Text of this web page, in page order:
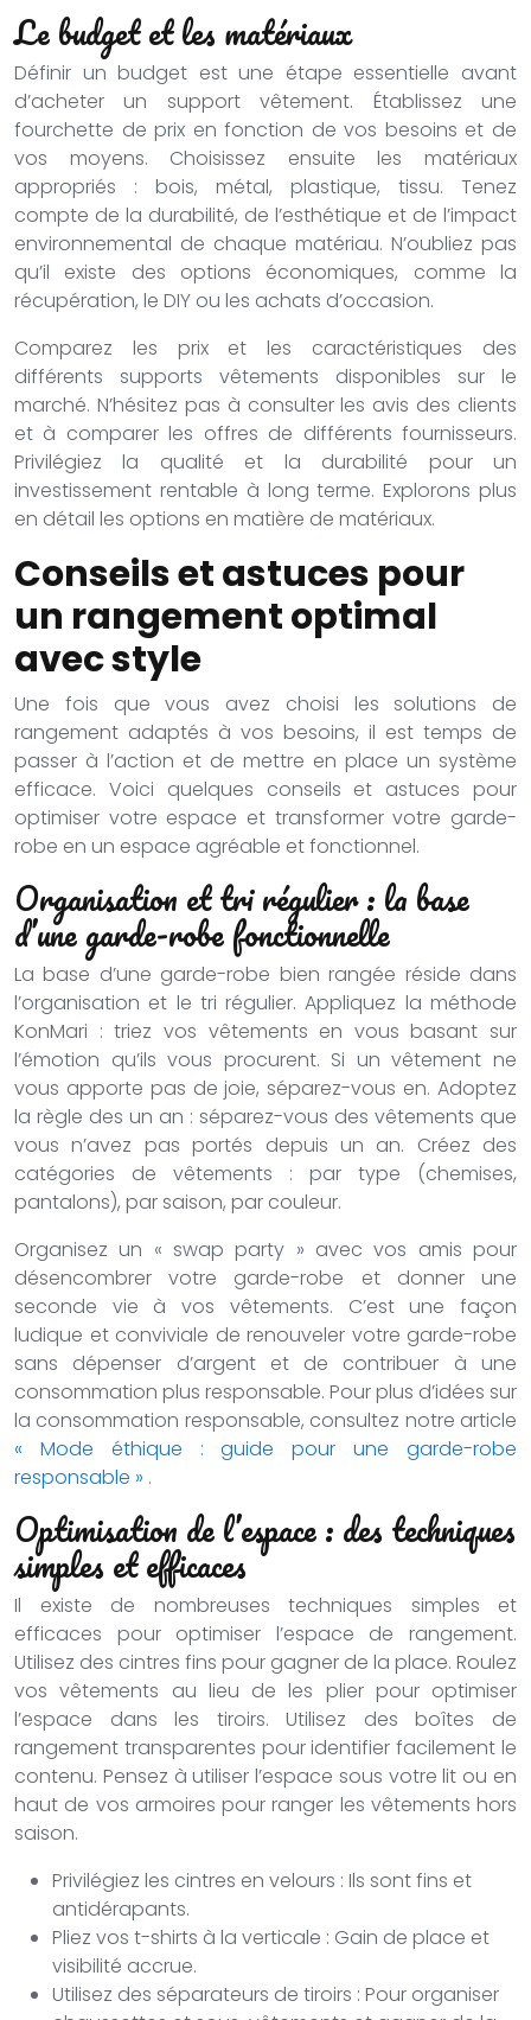
Le budget et les matériaux
Définir un budget est une étape essentielle avant
d’acheter un support vêtement. Établissez une
fourchette de prix en fonction de vos besoins et de
vos moyens. Choisissez ensuite les matériaux
appropriés : bois, métal, plastique, tissu. Tenez
compte de la durabilité, de l’esthétique et de l’impact
environnemental de chaque matériau. N’oubliez pas
qu’il existe des options économiques, comme la
récupération, le DIY ou les achats d’occasion.
Comparez les prix et les caractéristiques des
différents supports vêtements disponibles sur le
marché. N’hésitez pas à consulter les avis des clients
et à comparer les offres de différents fournisseurs.
Privilégiez la qualité et la durabilité pour un
investissement rentable à long terme. Explorons plus
en détail les options en matière de matériaux.
Conseils et astuces pour
un rangement optimal
avec style
Une fois que vous avez choisi les solutions de
rangement adaptés à vos besoins, il est temps de
passer à l’action et de mettre en place un système
efficace. Voici quelques conseils et astuces pour
optimiser votre espace et transformer votre garde-
robe en un espace agréable et fonctionnel.
Organisation et tri régulier : la base
d’une garde-robe fonctionnelle
La base d’une garde-robe bien rangée réside dans
l’organisation et le tri régulier. Appliquez la méthode
KonMari : triez vos vêtements en vous basant sur
l’émotion qu’ils vous procurent. Si un vêtement ne
vous apporte pas de joie, séparez-vous en. Adoptez
la règle des un an : séparez-vous des vêtements que
vous n’avez pas portés depuis un an. Créez des
catégories de vêtements : par type (chemises,
pantalons), par saison, par couleur.
Organisez un « swap party » avec vos amis pour
désencombrer votre garde-robe et donner une
seconde vie à vos vêtements. C’est une façon
ludique et conviviale de renouveler votre garde-robe
sans dépenser d’argent et de contribuer à une
consommation plus responsable. Pour plus d’idées sur
la consommation responsable, consultez notre article
« Mode éthique : guide pour une garde-robe
responsable » .
Optimisation de l’espace : des techniques
simples et efficaces
Il existe de nombreuses techniques simples et
efficaces pour optimiser l’espace de rangement.
Utilisez des cintres fins pour gagner de la place. Roulez
vos vêtements au lieu de les plier pour optimiser
l’espace dans les tiroirs. Utilisez des boîtes de
rangement transparentes pour identifier facilement le
contenu. Pensez à utiliser l’espace sous votre lit ou en
haut de vos armoires pour ranger les vêtements hors
saison.
Privilégiez les cintres en velours : Ils sont fins et
antidérapants.
Pliez vos t-shirts à la verticale : Gain de place et
visibilité accrue.
Utilisez des séparateurs de tiroirs : Pour organiser